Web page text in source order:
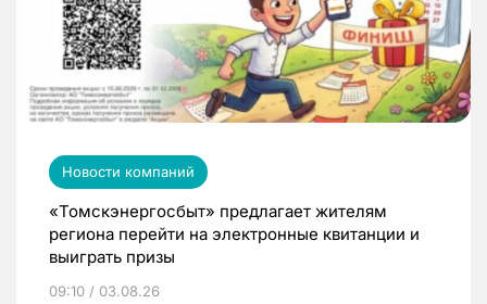
Новости компаний
«Томскэнергосбыт» предлагает жителям
региона перейти на электронные квитанции и
выиграть призы
09:10 / 03.08.26